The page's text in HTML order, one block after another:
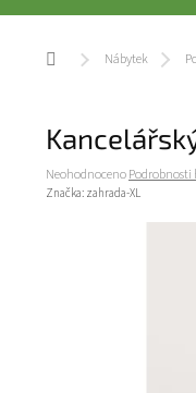
Domů Nábytek
Průměrné hodnocení
Neohodnoceno
Značka: zahrada-XL